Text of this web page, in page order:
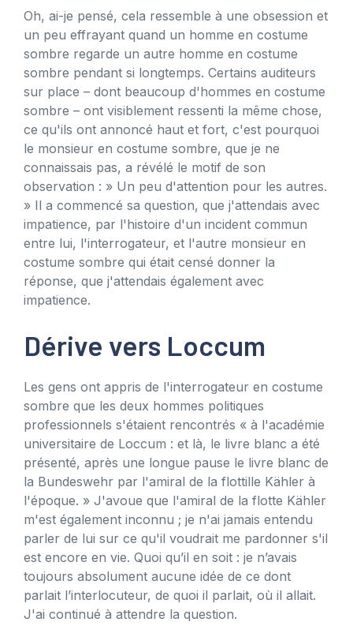
Oh, ai-je pensé, cela ressemble à une obsession et
un peu effrayant quand un homme en costume
sombre regarde un autre homme en costume
sombre pendant si longtemps. Certains auditeurs
sur place – dont beaucoup d'hommes en costume
sombre – ont visiblement ressenti la même chose,
ce qu'ils ont annoncé haut et fort, c'est pourquoi
le monsieur en costume sombre, que je ne
connaissais pas, a révélé le motif de son
observation : » Un peu d'attention pour les autres.
» Il a commencé sa question, que j'attendais avec
impatience, par l'histoire d'un incident commun
entre lui, l'interrogateur, et l'autre monsieur en
costume sombre qui était censé donner la
réponse, que j'attendais également avec
impatience.
Dérive vers Loccum
Les gens ont appris de l'interrogateur en costume
sombre que les deux hommes politiques
professionnels s'étaient rencontrés « à l'académie
universitaire de Loccum : et là, le livre blanc a été
présenté, après une longue pause le livre blanc de
la Bundeswehr par l'amiral de la flottille Kähler à
l'époque. » J'avoue que l'amiral de la flotte Kähler
m'est également inconnu ; je n'ai jamais entendu
parler de lui sur ce qu'il voudrait me pardonner s'il
est encore en vie. Quoi qu’il en soit : je n’avais
toujours absolument aucune idée de ce dont
parlait l’interlocuteur, de quoi il parlait, où il allait.
J'ai continué à attendre la question.